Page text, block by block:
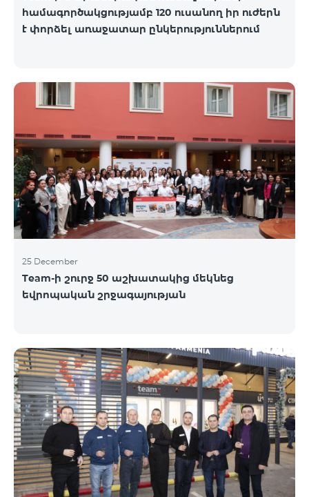
համագործակցությամբ 120 ուսանող իր ուժերն
է փորձել առաջատար ընկերություններում
25 December
Team-ի շուրջ 50 աշխատակից մեկնեց
եվրոպական շրջագայության